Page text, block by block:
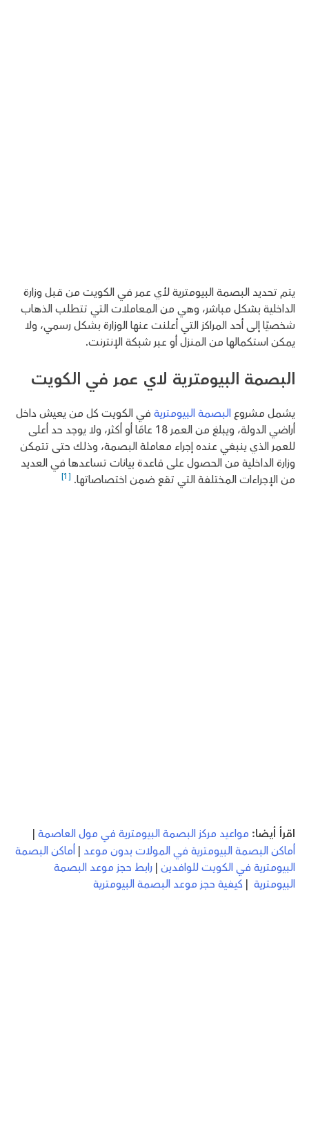
يتم تحديد البصمة البيومترية لأي عمر في الكويت من قبل وزارة
الداخلية بشكل مباشر، وهي من المعاملات التي تتطلب الذهاب
شخصيًا إلى أحد المراكز التي أعلنت عنها الوزارة بشكل رسمي، ولا
يمكن استكمالها من المنزل أو عبر شبكة الإنترنت.
البصمة البيومترية لاي عمر في الكويت
يشمل مشروعالبصمة البيومترية في الكويت كل من يعيش داخل
أراضي الدولة، ويبلغ من العمر 18 عامًا أو أكثر، ولا يوجد حد أعلى
للعمر الذي ينبغي عنده إجراء معاملة البصمة، وذلك حتى تتمكن
وزارة الداخلية من الحصول على قاعدة بيانات تساعدها في العديد
من الإجراءات المختلفة التي تقع ضمن اختصاصاتها. [1]
اقرأ أيضا: مواعيد مركز البصمة البيومترية في مول العاصمة |
أماكن البصمة البيومترية في المولات بدون موعد | أماكن البصمة
البيومترية في الكويت للوافدين | رابط حجز موعد البصمة
البيومترية | كيفية حجز موعد البصمة البيومترية